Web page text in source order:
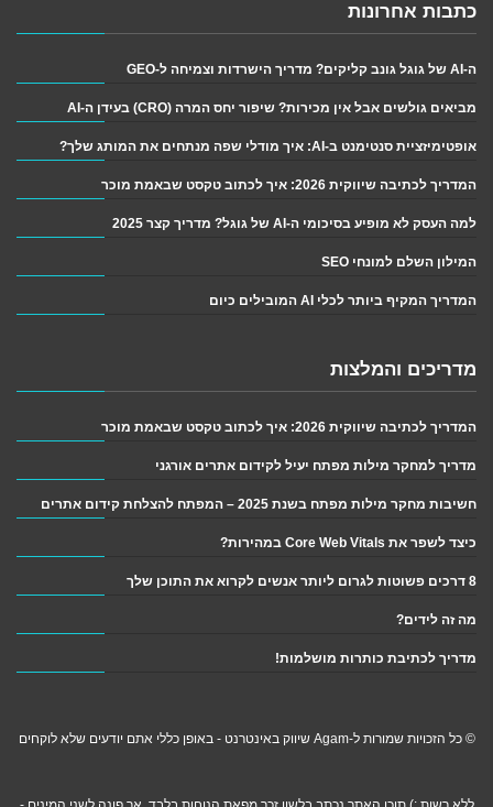
כתבות אחרונות
ה-AI של גוגל גונב קליקים? מדריך הישרדות וצמיחה ל-GEO
מביאים גולשים אבל אין מכירות? שיפור יחס המרה (CRO) בעידן ה-AI
אופטימיזציית סנטימנט ב-AI: איך מודלי שפה מנתחים את המותג שלך?
המדריך לכתיבה שיווקית 2026: איך לכתוב טקסט שבאמת מוכר
למה העסק לא מופיע בסיכומי ה-AI של גוגל? מדריך קצר 2025
המילון השלם למונחי SEO
המדריך המקיף ביותר לכלי AI המובילים כיום
מדריכים והמלצות
המדריך לכתיבה שיווקית 2026: איך לכתוב טקסט שבאמת מוכר
מדריך למחקר מילות מפתח יעיל לקידום אתרים אורגני
חשיבות מחקר מילות מפתח בשנת 2025 – המפתח להצלחת קידום אתרים
כיצד לשפר את Core Web Vitals במהירות?
8 דרכים פשוטות לגרום ליותר אנשים לקרוא את התוכן שלך
מה זה לידים?
מדריך לכתיבת כותרות מושלמות!
© כל הזכויות שמורות ל-Agam שיווק באינטרנט - באופן כללי אתם יודעים שלא לוקחים